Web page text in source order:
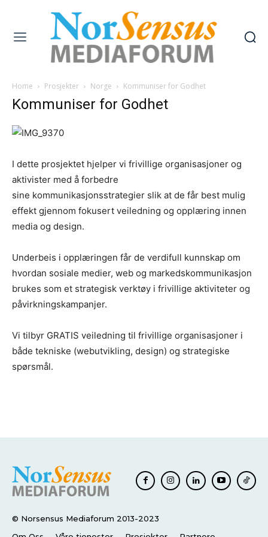
Home Prosjekter Norge Kommuniser for Godhet
Kommuniser for Godhet
I dette prosjektet hjelper vi frivillige organisasjoner og
aktivister med å forbedre
sine kommunikasjonsstrategier slik at de får best mulig
effekt gjennom fokusert veiledning og opplæring innen
media og design.
Underbeis i opplæringen får de verdifull kunnskap om
hvordan sosiale medier, web og markedskommunikasjon
brukes som et strategisk verktøy i frivillige aktiviteter og
påvirkningskampanjer.
Vi tilbyr GRATIS veiledning til frivillige organisasjoner i
både tekniske (webutvikling, design) og strategiske
spørsmål.
© Norsensus Mediaforum 2013-2023